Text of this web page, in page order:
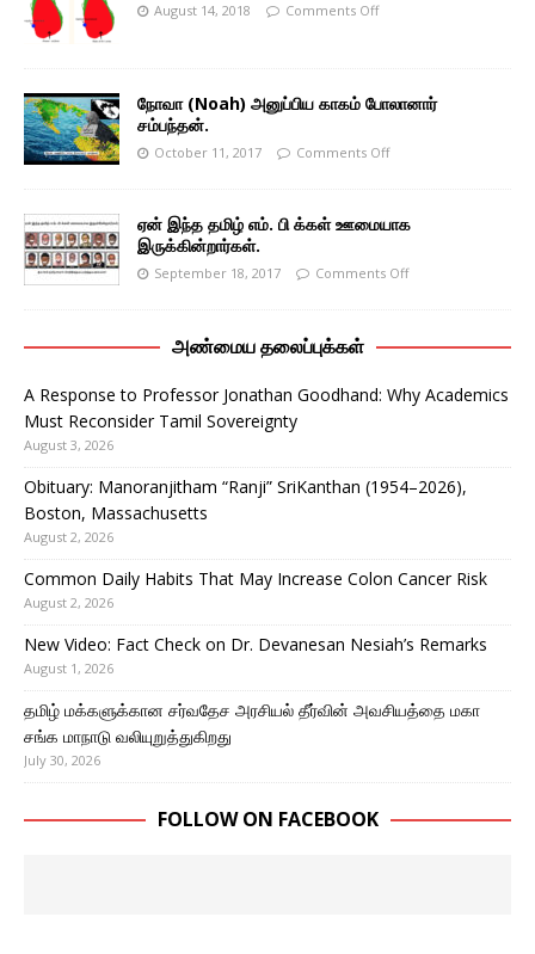
August 14, 2018 Comments Off
நோவா (Noah) அனுப்பிய காகம் போலானார்
சம்பந்தன்.
October 11, 2017 Comments Off
ஏன் இந்த தமிழ் எம். பி க்கள் ஊமையாக
இருக்கின்றார்கள்.
September 18, 2017 Comments Off
அண்மைய தலைப்புக்கள்
A Response to Professor Jonathan Goodhand: Why Academics
Must Reconsider Tamil Sovereignty
August 3, 2026
Obituary: Manoranjitham “Ranji” SriKanthan (1954–2026),
Boston, Massachusetts
August 2, 2026
Common Daily Habits That May Increase Colon Cancer Risk
August 2, 2026
New Video: Fact Check on Dr. Devanesan Nesiah’s Remarks
August 1, 2026
தமிழ் மக்களுக்கான சர்வதேச அரசியல் தீர்வின் அவசியத்தை மகா
சங்க மாநாடு வலியுறுத்துகிறது
July 30, 2026
FOLLOW ON FACEBOOK